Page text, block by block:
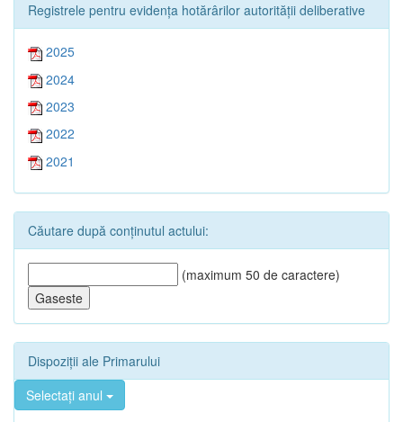
Registrele pentru evidența hotărârilor autorității deliberative
2025
2024
2023
2022
2021
Căutare după conținutul actului:
(maximum 50 de caractere)
Dispoziții ale Primarului
Selectați anul